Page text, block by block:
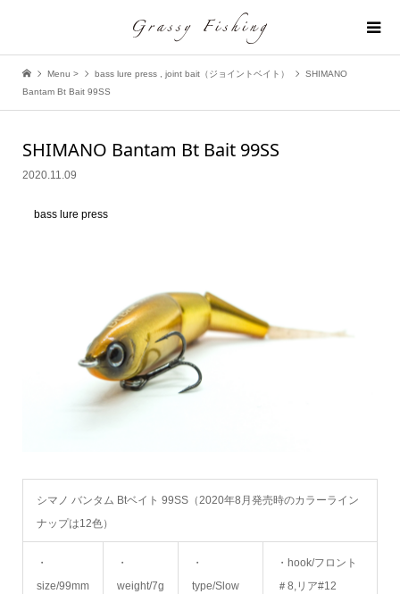
Menu > bass lure press joint bait（ジョイントベイト）
SHIMANO
Bantam Bt Bait 99SS
SHIMANO Bantam Bt Bait 99SS
2020.11.09
bass lure press
シマノ バンタム Btベイト 99SS（2020年8月発売時のカラーライン
ナップは12色）
・
size/99mm
・
weight/7g
・
type/Slow
・hook/フロント
＃8,リア#12